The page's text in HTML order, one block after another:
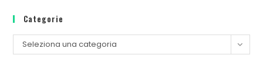
Categorie
Seleziona una categoria